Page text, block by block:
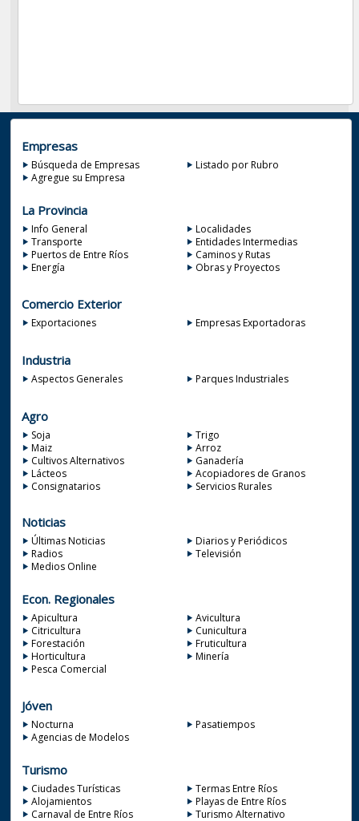
Empresas
Búsqueda de Empresas
Listado por Rubro
Agregue su Empresa
La Provincia
Info General
Localidades
Transporte
Entidades Intermedias
Puertos de Entre Ríos
Caminos y Rutas
Energía
Obras y Proyectos
Comercio Exterior
Exportaciones Empresas Exportadoras
Industria
Aspectos Generales Parques Industriales
Agro
Soja
Trigo
Maiz
Arroz
Cultivos Alternativos
Ganadería
Lácteos
Acopiadores de Granos
Consignatarios
Servicios Rurales
Noticias
Últimas Noticias
Diarios y Periódicos
Radios
Televisión
Medios Online
Econ. Regionales
Apicultura
Avicultura
Citricultura
Cunicultura
Forestación
Fruticultura
Horticultura
Minería
Pesca Comercial
Jóven
Nocturna
Pasatiempos
Agencias de Modelos
Turismo
Ciudades Turísticas
Termas Entre Ríos
Alojamientos
Playas de Entre Ríos
Carnaval de Entre Ríos
Turismo Alternativo